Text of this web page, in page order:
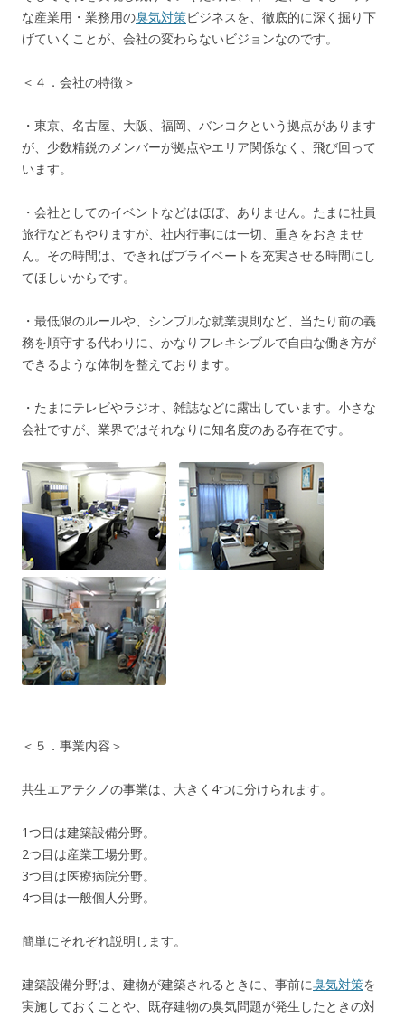
な産業用・業務用の臭気対策ビジネスを、徹底的に深く掘り下
げていくことが、会社の変わらないビジョンなのです。
＜４．会社の特徴＞
・東京、名古屋、大阪、福岡、バンコクという拠点があります
が、少数精鋭のメンバーが拠点やエリア関係なく、飛び回って
います。
・会社としてのイベントなどはほぼ、ありません。たまに社員
旅行などもやりますが、社内行事には一切、重きをおきませ
ん。その時間は、できればプライベートを充実させる時間にし
てほしいからです。
・最低限のルールや、シンプルな就業規則など、当たり前の義
務を順守する代わりに、かなりフレキシブルで自由な働き方が
できるような体制を整えております。
・たまにテレビやラジオ、雑誌などに露出しています。小さな
会社ですが、業界ではそれなりに知名度のある存在です。
＜５．事業内容＞
共生エアテクノの事業は、大きく4つに分けられます。
1つ目は建築設備分野。
2つ目は産業工場分野。
3つ目は医療病院分野。
4つ目は一般個人分野。
簡単にそれぞれ説明します。
建築設備分野は、建物が建築されるときに、事前に臭気対策を
実施しておくことや、既存建物の臭気問題が発生したときの対